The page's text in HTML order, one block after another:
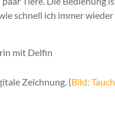
schnell ich immer
Zeichnung. (Bild: